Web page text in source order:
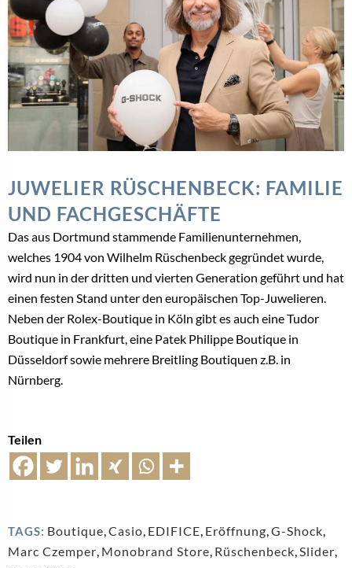
JUWELIER RÜSCHENBECK: FAMILIE
UND FACHGESCHÄFTE
Das aus Dortmund stammende Familienunternehmen,
welches 1904 von Wilhelm Rüschenbeck gegründet wurde,
wird nun in der dritten und vierten Generation geführt und hat
einen festen Stand unter den europäischen Top-Juwelieren.
Neben der Rolex-Boutique in Köln gibt es auch eine Tudor
Boutique in Frankfurt, eine Patek Philippe Boutique in
Düsseldorf sowie mehrere Breitling Boutiquen z.B. in
Nürnberg.
Teilen
TAGS: Boutique,Casio, EDIFICE, Eröffnung,G-Shock,
Marc Czemper, Monobrand Store, Rüschenbeck,Slider,